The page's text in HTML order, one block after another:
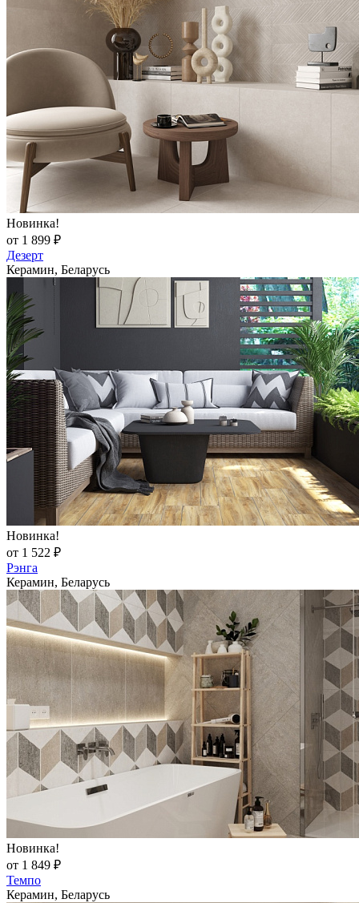
Новинка!
от 1 899 ₽
Дезерт
Керамин, Беларусь
Новинка!
от 1 522 ₽
Рэнга
Керамин, Беларусь
Новинка!
от 1 849 ₽
Темпо
Керамин, Беларусь